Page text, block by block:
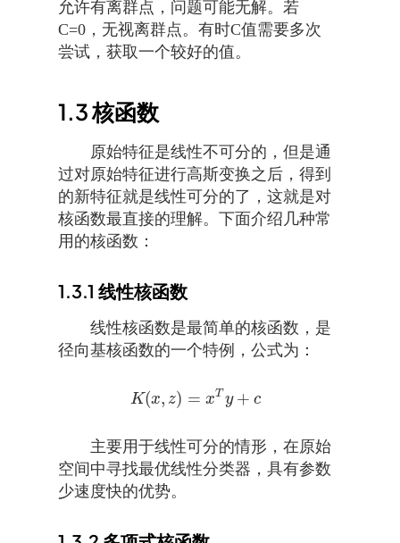
允许有离群点，问题可能无解。若
C=0，无视离群点。有时C值需要多次
尝试，获取一个较好的值。
1.3核函数
原始特征是线性不可分的，但是通
过对原始特征进行高斯变换之后，得到
的新特征就是线性可分的了，这就是对
核函数最直接的理解。下面介绍几种常
用的核函数：
1.3.1 线性核函数
线性核函数是最简单的核函数，是
径向基核函数的一个特例，公式为：
K(x, z) = xT y + c
K( x,z )= xTy+ c
主要用于线性可分的情形，在原始
空间中寻找最优线性分类器，具有参数
少速度快的优势。